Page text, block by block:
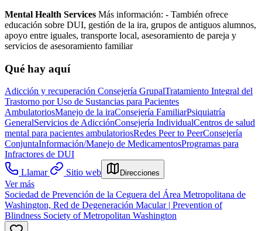
Mental Health Services Más información: - También ofrece
educación sobre DUI, gestión de la ira, grupos de antiguos alumnos,
apoyo entre iguales, transporte local, asesoramiento de pareja y
servicios de asesoramiento familiar
Qué hay aquí
Adicción y recuperación Consejería GrupalTratamiento Integral del
Trastorno por Uso de Sustancias para Pacientes
AmbulatoriosManejo de la iraConsejería FamiliarPsiquiatría
GeneralServicios de AdicciónConsejería IndividualCentros de salud
mental para pacientes ambulatoriosRedes Peer to PeerConsejería
ConjuntaInformación/Manejo de MedicamentosProgramas para
Infractores de DUI
Llamar
Sitio web Direcciones
Ver más
Sociedad de Prevención de la Ceguera del Área Metropolitana de
Washington, Red de Degeneración Macular | Prevention of
Blindness Society of Metropolitan Washington